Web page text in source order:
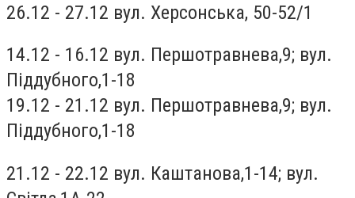
26.12 - 27.12 вул. Херсонська, 50-52/1
14.12 - 16.12 вул. Першотравнева,9; вул.
Піддубного,1-18
19.12 - 21.12 вул. Першотравнева,9; вул.
Піддубного,1-18
21.12 - 22.12 вул. Каштанова,1-14; вул.